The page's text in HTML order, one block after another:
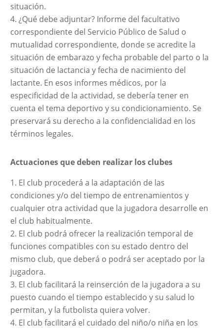
situación.
¿Qué debe adjuntar? Informe del facultativo
correspondiente del Servicio Público de Salud o
mutualidad correspondiente, donde se acredite la
situación de embarazo y fecha probable del parto o la
situación de lactancia y fecha de nacimiento del
lactante. En esos informes médicos, por la
especificidad de la actividad, se debería tener en
cuenta el tema deportivo y su condicionamiento. Se
preservará su derecho a la confidencialidad en los
términos legales.
Actuaciones que deben realizar los clubes
El club procederá a la adaptación de las
condiciones y/o del tiempo de entrenamientos y
cualquier otra actividad que la jugadora desarrolle en
el club habitualmente.
El club podrá ofrecer la realización temporal de
funciones compatibles con su estado dentro del
mismo club, que deberá o podrá ser aceptado por la
jugadora.
El club facilitará la reinserción de la jugadora a su
puesto cuando el tiempo establecido y su salud lo
permitan, y la futbolista quiera volver.
El club facilitará el cuidado del niño/o niña en los